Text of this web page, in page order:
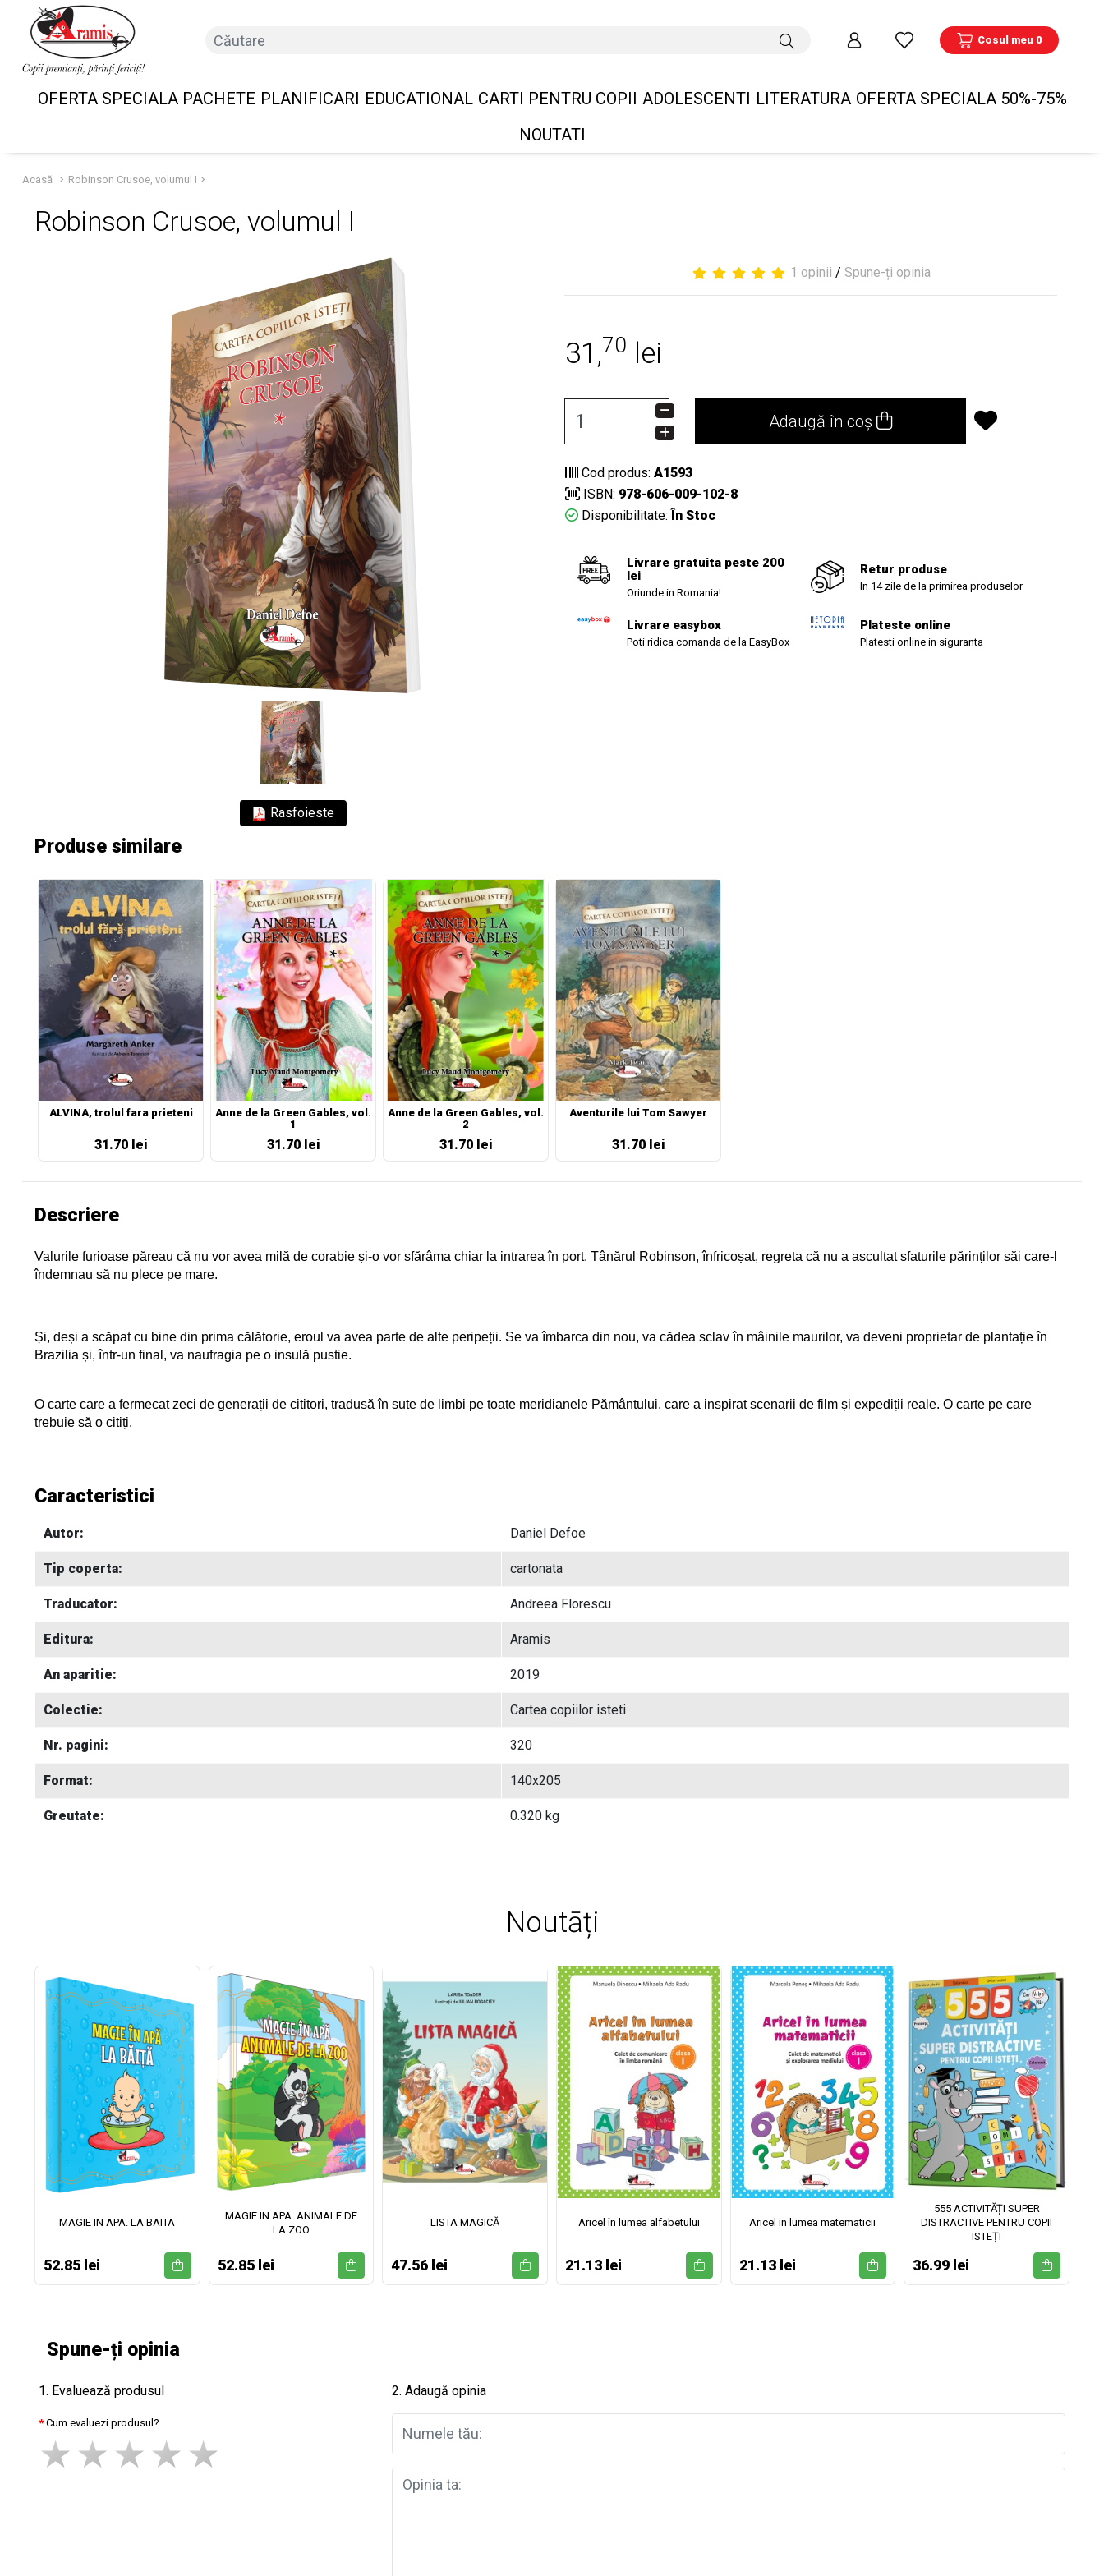
Cosul meu 0
OFERTA SPECIALA PACHETE PLANIFICARI EDUCATIONAL CARTI PENTRU COPII ADOLESCENTI LITERATURA OFERTA SPECIALA 50%-75%
NOUTATI
Acasă Robinson Crusoe, volumul I
Robinson Crusoe, volumul I
Rasfoieste
1 opinii / Spune-ți opinia
31,70 lei
Adaugă în coș
Cod produs: A1593
ISBN: 978-606-009-102-8
Disponibilitate: În Stoc
Livrare gratuita peste 200
lei
Oriunde in Romania!
Retur produse
In 14 zile de la primirea produselor
Livrare easybox
Poti ridica comanda de la EasyBox
Plateste online
Platesti online in siguranta
Produse similare
ALVINA, trolul fara prieteni
31.70 lei
Anne de la Green Gables, vol.
1
31.70 lei
Anne de la Green Gables, vol.
2
31.70 lei
Aventurile lui Tom Sawyer
31.70 lei
Descriere
Valurile furioase păreau că nu vor avea milă de corabie și-o vor sfărâma chiar la intrarea în port. Tânărul Robinson, înfricoșat, regreta că nu a ascultat sfaturile părinților săi care-l
îndemnau să nu plece pe mare.
Și, deși a scăpat cu bine din prima călătorie, eroul va avea parte de alte peripeții. Se va îmbarca din nou, va cădea sclav în mâinile maurilor, va deveni proprietar de plantație în
Brazilia și, într-un final, va naufragia pe o insulă pustie.
O carte care a fermecat zeci de generații de cititori, tradusă în sute de limbi pe toate meridianele Pământului, care a inspirat scenarii de film și expediții reale. O carte pe care
trebuie să o citiți.
Caracteristici
Autor: Daniel Defoe
Tip coperta: cartonata
Traducator: Andreea Florescu
Editura: Aramis
An aparitie: 2019
Colectie: Cartea copiilor isteti
Nr. pagini: 320
Format: 140x205
Greutate: 0.320 kg
Noutāți
MAGIE IN APA. LA BAITA
52.85 lei
MAGIE IN APA. ANIMALE DE
LA ZOO
52.85 lei
LISTA MAGICĂ
47.56 lei
Aricel în lumea alfabetului
21.13 lei
Aricel in lumea matematicii
21.13 lei
555 ACTIVITĂȚI SUPER
DISTRACTIVE PENTRU COPII
ISTEȚI
36.99 lei
Spune-ți opinia
1. Evaluează produsul
Cum evaluezi produsul?
2. Adaugă opinia